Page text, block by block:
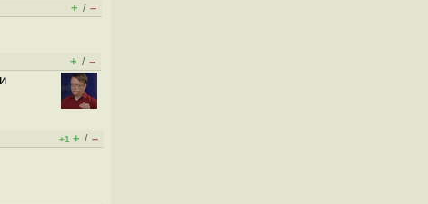
+ / –
+ / –
+1 + / –